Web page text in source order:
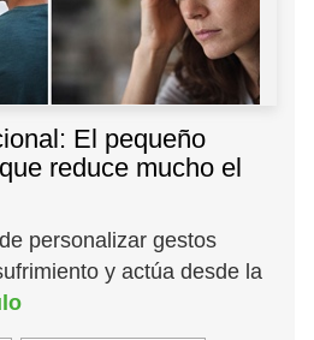
El pequeño
reduce mucho el
personalizar gestos
y actúa desde la